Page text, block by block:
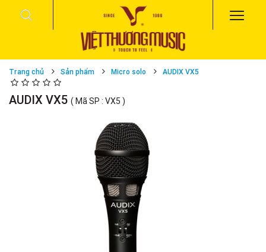
Trang chủ Sản phẩm Micro solo AUDIX VX5
AUDIX VX5 ( Mã SP : VX5 )